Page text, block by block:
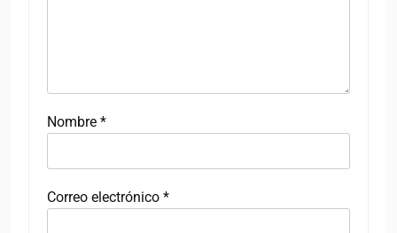
Nombre *
Correo electrónico *